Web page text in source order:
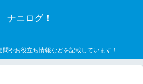
ナニログ！
やお役立ち情報などを記載しています！